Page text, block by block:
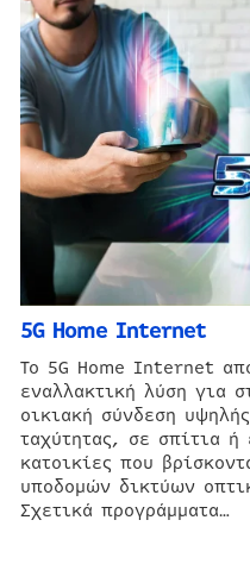
5G Home Internet
Το 5G Home Internet
εναλλακτική λύση για
οικιακή σύνδεση υψηλής
ταχύτητας, σε σπίτια ή
κατοικίες που
υποδομών δικτύων
Σχετικά προγράμματα…